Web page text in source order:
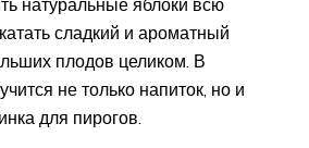
натуральные яблоки всю
сладкий и ароматный
плодов целиком. В
не только напиток, но и
для пирогов.